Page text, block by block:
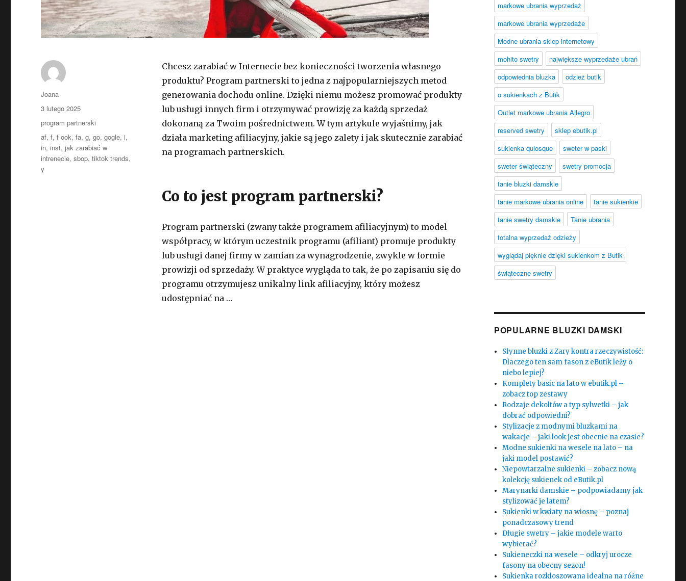
Chcesz zarabiać w Internecie bez konieczności tworzenia własnego
produktu? Program partnerski to jedna z najpopularniejszych metod
generowania dochodu online. Dzięki niemu możesz promować produkty
lub usługi innych firm i otrzymywać prowizję za każdą sprzedaż
dokonaną za Twoim pośrednictwem. W tym artykule wyjaśnimy, jak
działa marketing afiliacyjny, jakie są jego zalety i jak skutecznie zarabiać
na programach partnerskich.
Co to jest program partnerski?
Program partnerski (zwany także programem afiliacyjnym) to model
współpracy, w którym uczestnik programu (afiliant) promuje produkty
lub usługi danej firmy w zamian za wynagrodzenie, zwykle w formie
prowizji od sprzedaży. W praktyce wygląda to tak, że po zapisaniu się do
programu otrzymujesz unikalny link afiliacyjny, który możesz
udostępniać na …
Autor
Joana
Opublikowano
3 lutego 2025
Kategorie
program partnerski
Tagi
af,f,f ook,fa,g,go,gogle,i,
in,inst,jak zarabiać w
intrenecie,sbop,tiktok trends,
y
markowe ubrania wyprzedaż
markowe ubrania wyprzedaże
Modne ubrania sklep internetowy
mohito swetry
największe wyprzedaże ubrań
odpowiednia bluzka
odzież butik
o sukienkach z Butik
Outlet markowe ubrania Allegro
reserved swetry
sklep ebutik.pl
sukienka quiosque
sweter w paski
sweter świąteczny
swetry promocja
tanie bluzki damskie
tanie markowe ubrania online
tanie sukienkie
tanie swetry damskie
Tanie ubrania
totalna wyprzedaż odzieży
wyglądaj pięknie dzięki sukienkom z Butik
świąteczne swetry
POPULARNE BLUZKI DAMSKI
Słynne bluzki z Zary kontra rzeczywistość:
Dlaczego ten sam fason z eButik leży o
niebo lepiej?
Komplety basic na lato w ebutik.pl –
zobacz top zestawy
Rodzaje dekoltów a typ sylwetki – jak
dobrać odpowiedni?
Stylizacje z modnymi bluzkami na
wakacje – jaki look jest obecnie na czasie?
Modne sukienki na wesele na lato – na
jaki model postawić?
Niepowtarzalne sukienki – zobacz nową
kolekcję sukienek od eButik.pl
Marynarki damskie – podpowiadamy jak
stylizować je latem?
Sukienki w kwiaty na wiosnę – poznaj
ponadczasowy trend
Długie swetry – jakie modele warto
wybierać?
Sukieneczki na wesele – odkryj urocze
fasony na obecny sezon!
Sukienka rozkloszowana idealna na różne